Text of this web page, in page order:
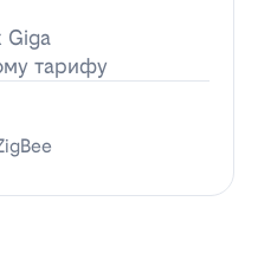
Giga
тарифу